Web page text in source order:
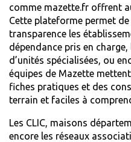
comme mazette.fr offrent
Cette plateforme permet
transparence les
dépendance pris en
d’unités spécialisées, ou
équipes de Mazette
fiches pratiques et des
terrain et faciles à
Les CLIC, maisons
encore les réseaux